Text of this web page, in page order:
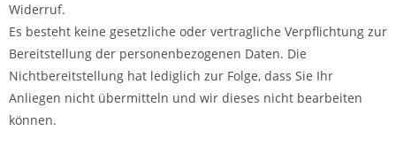
Widerruf.
Es besteht keine gesetzliche oder vertragliche Verpflichtung zur
Bereitstellung der personenbezogenen Daten. Die
Nichtbereitstellung hat lediglich zur Folge, dass Sie Ihr
Anliegen nicht übermitteln und wir dieses nicht bearbeiten
können.